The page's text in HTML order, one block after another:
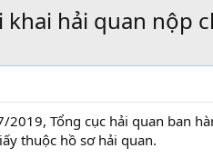
khai hải quan nộp
2019, Tổng cục hải quan ban
thuộc hồ sơ hải quan.